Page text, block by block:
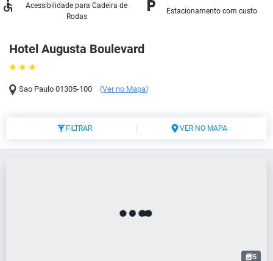
Hotel Augusta Boulevard
Sao Paulo 01305-100 (Ver no Mapa)
Acessibilidade para Cadeira de
Rodas
Estacionamento com custo
FILTRAR VER NO MAPA
5